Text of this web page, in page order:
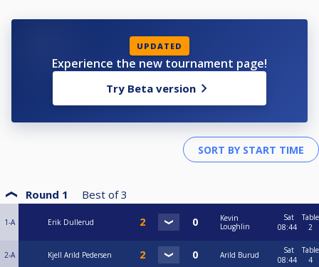
UPDATED
Experience the new tournament page!
Try Beta version
Round 1 Best of 3
1-A Erik Dullerud
Kevin
Loughlin
Sat
08:44
Table
2
2-A Kjell Arild Pedersen Arild Burud
Sat
08:44
Table
4